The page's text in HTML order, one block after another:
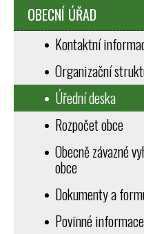
OBECNÍ ÚŘAD
Kontaktní
Organizační
Úřední deska
Rozpočet obce
Obecně závazné
obce
Dokumenty a
Povinné informace